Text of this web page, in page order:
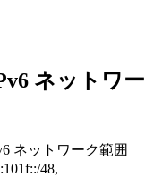
ネットワー
ネットワーク範囲
48,